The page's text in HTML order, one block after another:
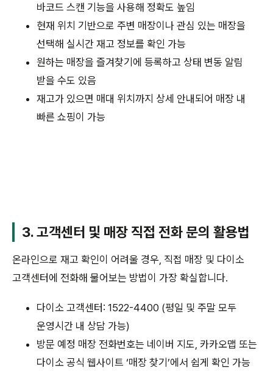
바코드 스캔 기능을 사용해 정확도 높임
현재 위치 기반으로 주변 매장이나 관심 있는 매장을
선택해 실시간 재고 정보를 확인 가능
원하는 매장을 즐겨찾기에 등록하고 상태 변동 알림
받을 수도 있음
재고가 있으면 매대 위치까지 상세 안내되어 매장 내
빠른 쇼핑이 가능
3. 고객센터 및 매장 직접 전화 문의 활용법
온라인으로 재고 확인이 어려울 경우, 직접 매장 및 다이소
고객센터에 전화해 물어보는 방법이 가장 확실합니다.
다이소 고객센터: 1522-4400 (평일 및 주말 모두
운영시간 내 상담 가능)
방문 예정 매장 전화번호는 네이버 지도, 카카오맵 또는
다이소 공식 웹사이트 ‘매장 찾기’에서 쉽게 확인 가능